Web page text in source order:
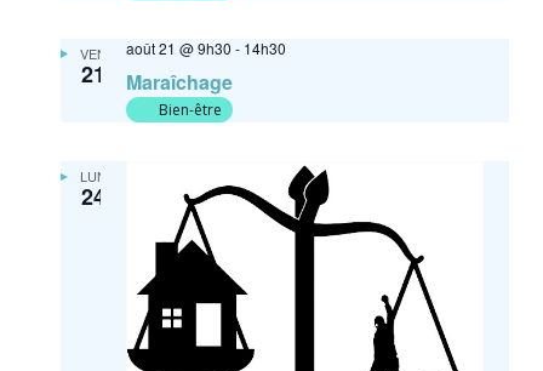
VEN
21 Maraîchage
août 21 @ 9h30 - 14h30
Bien-être
LUN
24